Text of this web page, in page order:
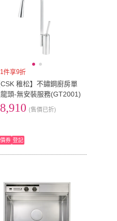
件享9折
CSK 稚松】不鏽鋼廚房單
頭-無安裝服務(GT2001)
8,910 (售價已折)
券 登記